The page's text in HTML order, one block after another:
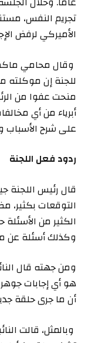
تجريم النفس،
الأميركي لرفض
وقال محامي
للجنة إن
منحت عفوا من
أبرياء من أي
على شرح الأسباب
ردود فعل اللجنة
قال رئيس
التوقعات بكثير،
الكثير من
وكذلك أسئلة عن
ومن جهته قال
هو أي إجابات
أن ما جرى حلقة
وبالمثل، قالت